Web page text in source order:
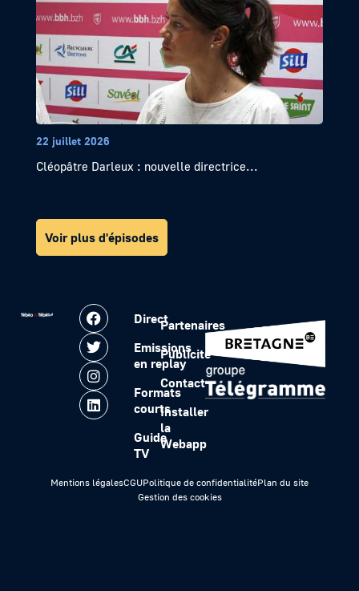
22 juillet 2026
Cléopâtre Darleux : nouvelle directrice...
Voir plus d'épisodes
Direct
Emissions
en replay
Formats
courts
Guide
TV
Partenaires
Publicité
Contact
Installer
la
Webapp
Mentions légalesCGUPolitique de confidentialitéPlan du site
Gestion des cookies